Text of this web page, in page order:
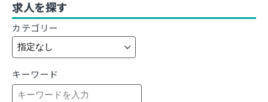
求人を探す
カテゴリー
キーワード